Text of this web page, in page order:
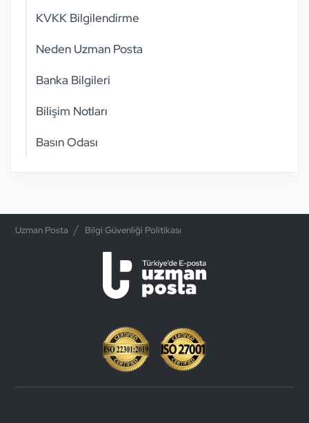
KVKK Bilgilendirme
Neden Uzman Posta
Banka Bilgileri
Bilişim Notları
Basın Odası
Uzman Posta Bilgi Güvenliği Politikası